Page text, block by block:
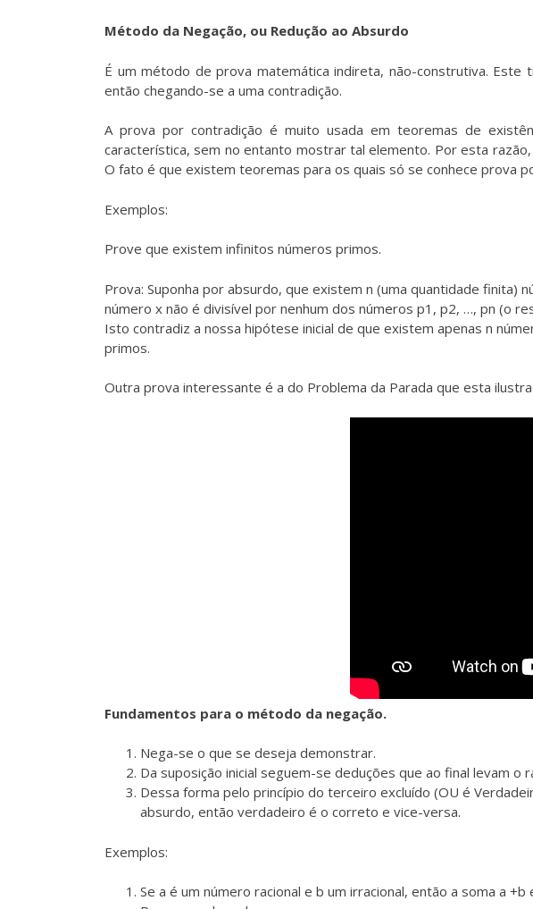
Método da Negação, ou Redução ao Absurdo
É um método de prova matemática indireta, não-construtiva.
então chegando-se a uma contradição.
A prova por contradição é muito usada em teoremas de
característica, sem no entanto mostrar tal elemento. Por esta
O fato é que existem teoremas para os quais só se conhece prova
Exemplos:
Prove que existem infinitos números primos.
Prova: Suponha por absurdo, que existem n (uma quantidade
número x não é divisível por nenhum dos números p1, p2, …, pn (o
Isto contradiz a nossa hipótese inicial de que existem apenas n
primos.
Outra prova interessante é a do Problema da Parada que esta
Fundamentos para o método da negação.
Nega-se o que se deseja demonstrar.
Da suposição inicial seguem-se deduções que ao final levam o
Dessa forma pelo princípio do terceiro excluído (OU é
absurdo, então verdadeiro é o correto e vice-versa.
Exemplos:
Se a é um número racional e b um irracional, então a soma a +b